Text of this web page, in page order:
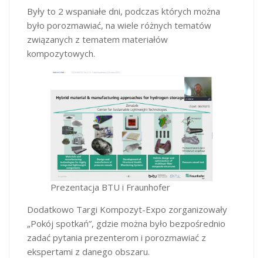
Były to 2 wspaniałe dni, podczas których można
było porozmawiać, na wiele różnych tematów
związanych z tematem materiałów
kompozytowych.
Prezentacja BTU i Fraunhofer
Dodatkowo Targi Kompozyt-Expo zorganizowały
„Pokój spotkań”, gdzie można było bezpośrednio
zadać pytania prezenterom i porozmawiać z
ekspertami z danego obszaru.